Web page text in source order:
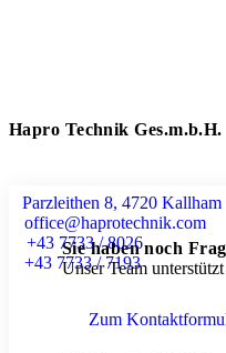
Hapro Technik Ges.m.b.H.
Parzleithen 8, 4720 Kallham
office@haprotechnik.com
+43 7733 / 8026
+43 7733 / 7193
Sie haben noch
Unser Team
Zum